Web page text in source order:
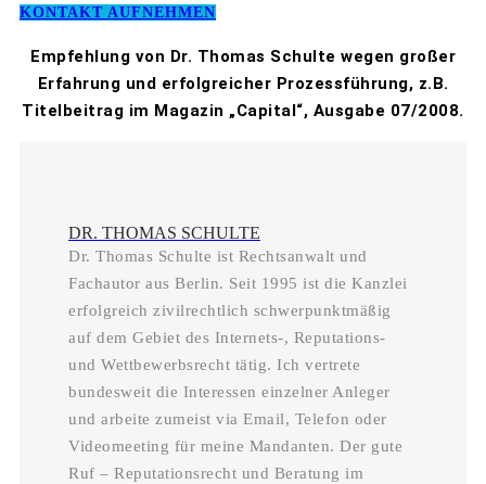
KONTAKT AUFNEHMEN
Empfehlung von Dr. Thomas Schulte wegen großer
Erfahrung und erfolgreicher Prozessführung, z.B.
Titelbeitrag im Magazin „Capital“, Ausgabe 07/2008.
DR. THOMAS SCHULTE
Dr. Thomas Schulte ist Rechtsanwalt und
Fachautor aus Berlin. Seit 1995 ist die Kanzlei
erfolgreich zivilrechtlich schwerpunktmäßig
auf dem Gebiet des Internets-, Reputations-
und Wettbewerbsrecht tätig. Ich vertrete
bundesweit die Interessen einzelner Anleger
und arbeite zumeist via Email, Telefon oder
Videomeeting für meine Mandanten. Der gute
Ruf – Reputationsrecht und Beratung im